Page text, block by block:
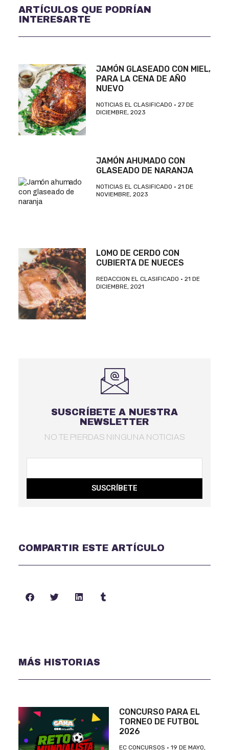
ARTÍCULOS QUE PODRÍAN
INTERESARTE
JAMÓN GLASEADO CON MIEL,
PARA LA CENA DE AÑO
NUEVO
NOTICIAS EL CLASIFICADO
27 DE
DICIEMBRE, 2023
JAMÓN AHUMADO CON
GLASEADO DE NARANJA
NOTICIAS EL CLASIFICADO
21 DE
NOVIEMBRE, 2023
LOMO DE CERDO CON
CUBIERTA DE NUECES
REDACCION EL CLASIFICADO
21 DE
DICIEMBRE, 2021
SUSCRÍBETE A NUESTRA
NEWSLETTER
NO TE PIERDAS NINGUNA NOTICIAS
SUSCRÍBETE
COMPARTIR ESTE ARTÍCULO
MÁS HISTORIAS
CONCURSO PARA EL
TORNEO DE FUTBOL
2026
EC CONCURSOS
19 DE MAYO,